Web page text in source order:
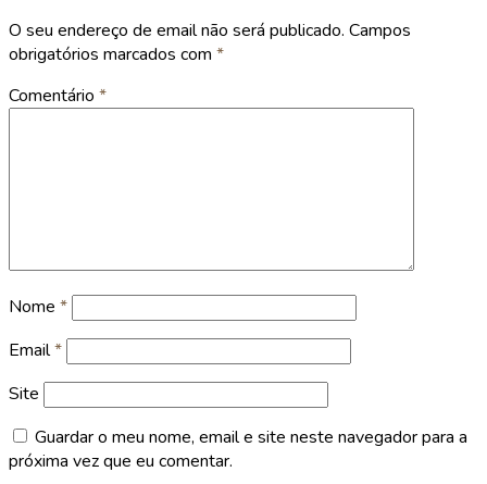
O seu endereço de email não será publicado. Campos
obrigatórios marcados com *
Comentário *
Nome *
Email*
Site
Guardar o meu nome, email e site neste navegador para a
próxima vez que eu comentar.